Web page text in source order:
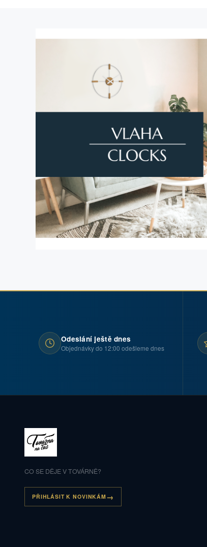
Odeslání ještě dnes
Objednávky do 12:00 odešleme dnes
CO SE DĚJE V TOVÁRNĚ?
PŘIHLÁSIT K NOVINKÁM